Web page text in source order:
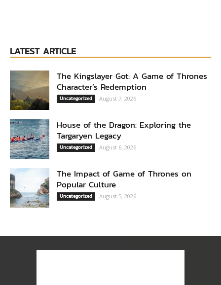
LATEST ARTICLE
The Kingslayer Got: A Game of Thrones
Character’s Redemption
Uncategorized August 7, 2026
House of the Dragon: Exploring the
Targaryen Legacy
Uncategorized August 6, 2026
The Impact of Game of Thrones on
Popular Culture
Uncategorized August 5, 2026